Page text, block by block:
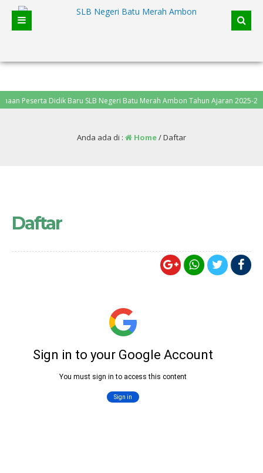
Peserta Didik Baru SLB Negeri Batu Merah Ambon Tahun Ajaran 2025-2026,
Anda ada di : Home/Daftar
Daftar